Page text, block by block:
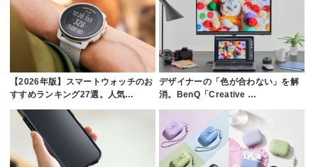
【2026年版】スマートウォッチのお
すすめランキング27選。人気…
デザイナーの「色が合わない」を解
消。BenQ「Creative …